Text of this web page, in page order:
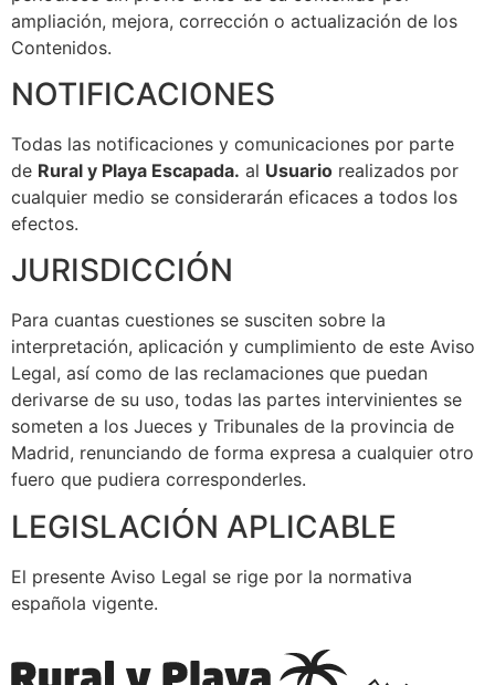
ampliación, mejora, corrección o actualización de los
Contenidos.
NOTIFICACIONES
Todas las notificaciones y comunicaciones por parte
de Rural y Playa Escapada. al Usuario realizados por
cualquier medio se considerarán eficaces a todos los
efectos.
JURISDICCIÓN
Para cuantas cuestiones se susciten sobre la
interpretación, aplicación y cumplimiento de este Aviso
Legal, así como de las reclamaciones que puedan
derivarse de su uso, todas las partes intervinientes se
someten a los Jueces y Tribunales de la provincia de
Madrid, renunciando de forma expresa a cualquier otro
fuero que pudiera corresponderles.
LEGISLACIÓN APLICABLE
El presente Aviso Legal se rige por la normativa
española vigente.